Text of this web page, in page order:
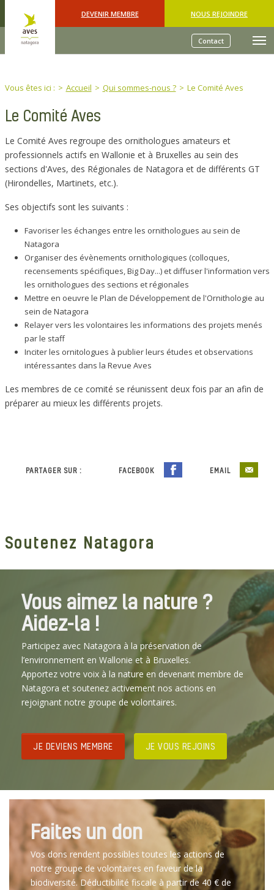
DEVENIR MEMBRE NOUS REJOINDRE
Contact
You are here:
Vous êtes ici : Accueil Qui sommes-nous ? Le Comité Aves
Le Comité Aves
Le Comité Aves regroupe des ornithologues amateurs et
professionnels actifs en Wallonie et à Bruxelles au sein des
sections d'Aves, des Régionales de Natagora et de différents GT
(Hirondelles, Martinets, etc.).
Ses objectifs sont les suivants :
Favoriser les échanges entre les ornithologues au sein de
Natagora
Organiser des évènements ornithologiques (colloques,
recensements spécifiques, Big Day...) et diffuser l'information vers
les ornithologues des sections et régionales
Mettre en oeuvre le Plan de Développement de l'Ornithologie au
sein de Natagora
Relayer vers les volontaires les informations des projets menés
par le staff
Inciter les ornitologues à publier leurs études et observations
intéressantes dans la Revue Aves
Les membres de ce comité se réunissent deux fois par an afin de
préparer au mieux les différents projets.
PARTAGER SUR : FACEBOOK EMAIL
Soutenez Natagora
Vous aimez la nature ?
Aidez-la !
Participez avec Natagora à la préservation de
l’environnement en Wallonie et à Bruxelles.
Apportez votre voix à la nature en devenant membre de
Natagora et soutenez activement nos actions en
rejoignant notre groupe de volontaires.
JE DEVIENS MEMBRE JE VOUS REJOINS
Faites un don
Vos dons rendent possibles toutes les actions de
notre groupe de volontaires en faveur de la
biodiversité. Déductibilité fiscale à partir de 40 € de